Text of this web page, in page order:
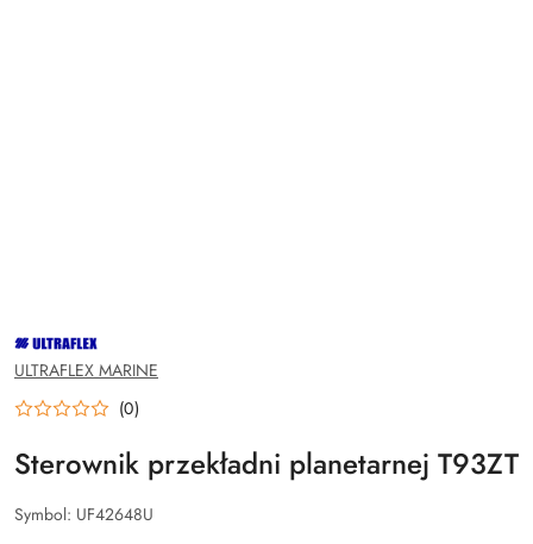
NAZWA
PRODUCENTA:
ULTRAFLEX
ULTRAFLEX MARINE
(0)
Sterownik przekładni planetarnej T93ZT
Symbol: UF42648U